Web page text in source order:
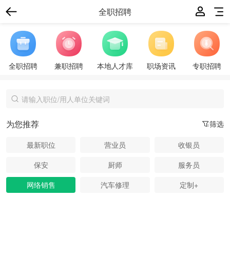
全职招聘
全职招聘 兼职招聘 本地人才库 职场资讯 专职招聘
筛选
为您推荐
最新职位 营业员
收银员
保安
厨师
服务员
网络销售
汽车修理 定制+